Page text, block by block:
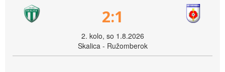
2:1
2. kolo, so 1.8.2026
Skalica - Ružomberok